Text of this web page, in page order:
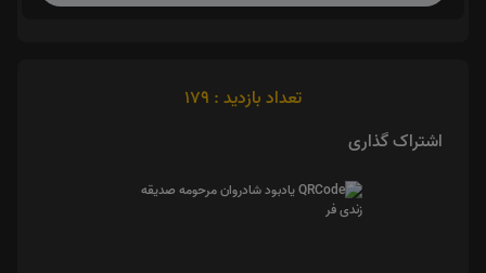
تعداد بازدید : 179
اشتراک گذاری